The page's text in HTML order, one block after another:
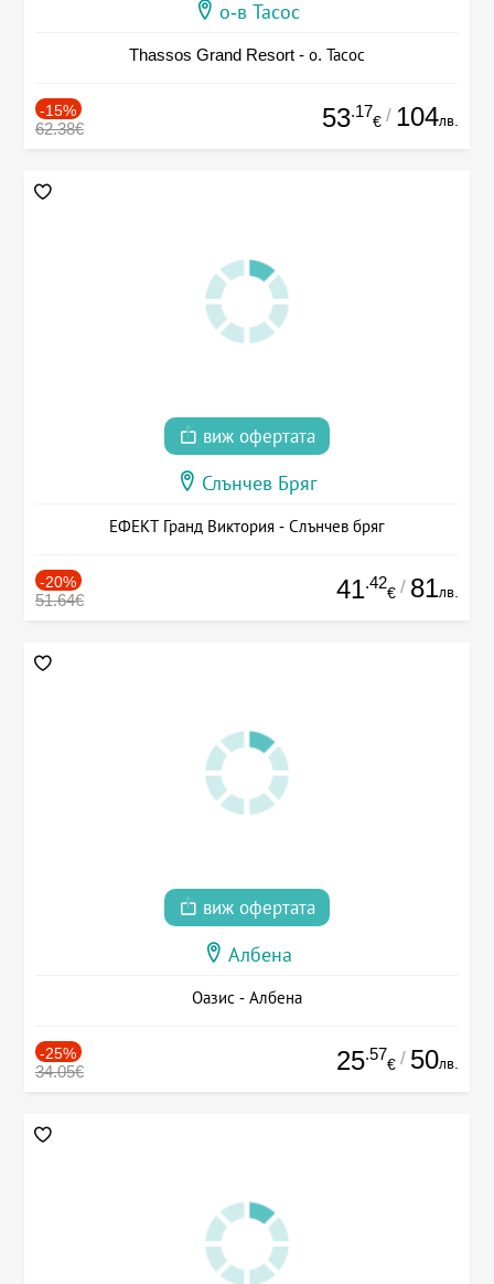
о-в Тасос
Thassos Grand Resort - о. Тасос
-15%
62.38€ 53.17
€ / 104лв.
виж офертата
Слънчев Бряг
ЕФЕКТ Гранд Виктория - Слънчев бряг
-20%
51.64€ 41.42
€ / 81лв.
виж офертата
Албена
Оазис - Албена
-25%
34.05€ 25.57
€ / 50лв.